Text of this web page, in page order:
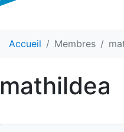
Accueil Membres
mathildea